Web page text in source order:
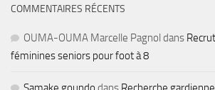
COMMENTAIRES RÉCENTS
OUMA-OUMA Marcelle Pagnol dans
féminines seniors pour foot à 8